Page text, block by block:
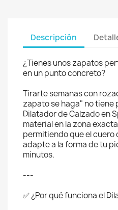
Descripción
¿Tienes unos zapatos
en un punto concreto?
Tirarte semanas con
zapato se haga" no tiene
Dilatador de Calzado en
material en la zona
permitiendo que el cuero
adapte a la forma de tu
minutos.
---
✅ ¿Por qué funciona el